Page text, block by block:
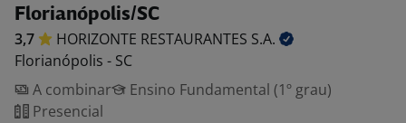
Florianópolis/SC
3,7 HORIZONTE RESTAURANTES S.A.
Florianópolis - SC
A combinar
Ensino Fundamental (1º grau)
Presencial